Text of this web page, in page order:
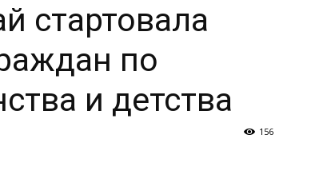
стартовала
по
и детства
156